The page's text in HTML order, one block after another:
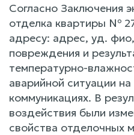
Согласно Заключения
отделка квартиры №
адресу: адрес, уд.
повреждения и
температурно-
аварийной ситуации
коммуникациях. В
воздействия были
свойства отделочных